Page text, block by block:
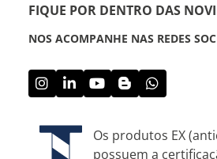
FIQUE POR DENTRO DAS
NOS ACOMPANHE NAS REDES
Os produtos EX
possuem a